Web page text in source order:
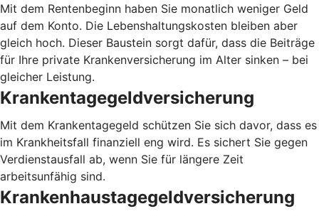
Mit dem Rentenbeginn haben Sie monatlich weniger Geld
auf dem Konto. Die Lebenshaltungskosten bleiben aber
gleich hoch. Dieser Baustein sorgt dafür, dass die Beiträge
für Ihre private Krankenversicherung im Alter sinken – bei
gleicher Leistung.
Krankentagegeldversicherung
Mit dem Krankentagegeld schützen Sie sich davor, dass es
im Krankheitsfall finanziell eng wird. Es sichert Sie gegen
Verdienstausfall ab, wenn Sie für längere Zeit
arbeitsunfähig sind.
Krankenhaustagegeldversicherung